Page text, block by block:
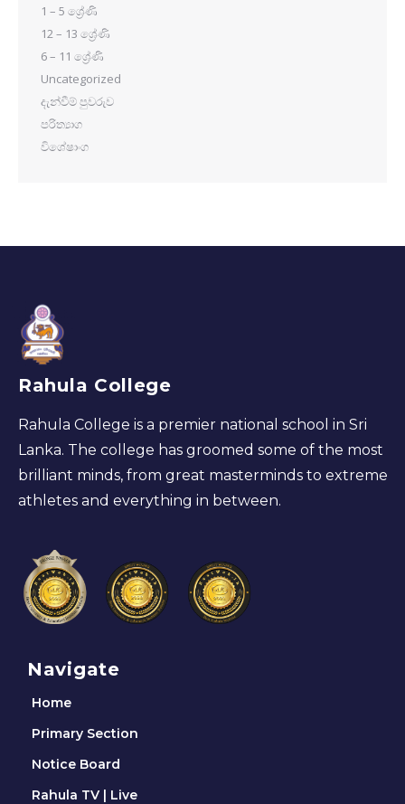
1 – 5 ශ්‍රේණි
12 – 13 ශ්‍රේණි
6 – 11 ශ්‍රේණි
Uncategorized
දැන්වීම් පුවරුව
පරිත්‍යාග
විශේෂාංග
Rahula College
Rahula College is a premier national school in Sri
Lanka. The college has groomed some of the most
brilliant minds, from great masterminds to extreme
athletes and everything in between.
Navigate
Home
Primary Section
Notice Board
Rahula TV | Live